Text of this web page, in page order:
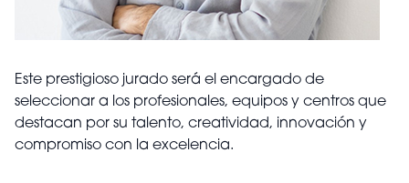
Este prestigioso jurado será el encargado de
seleccionar a los profesionales, equipos y centros que
destacan por su talento, creatividad, innovación y
compromiso con la excelencia.